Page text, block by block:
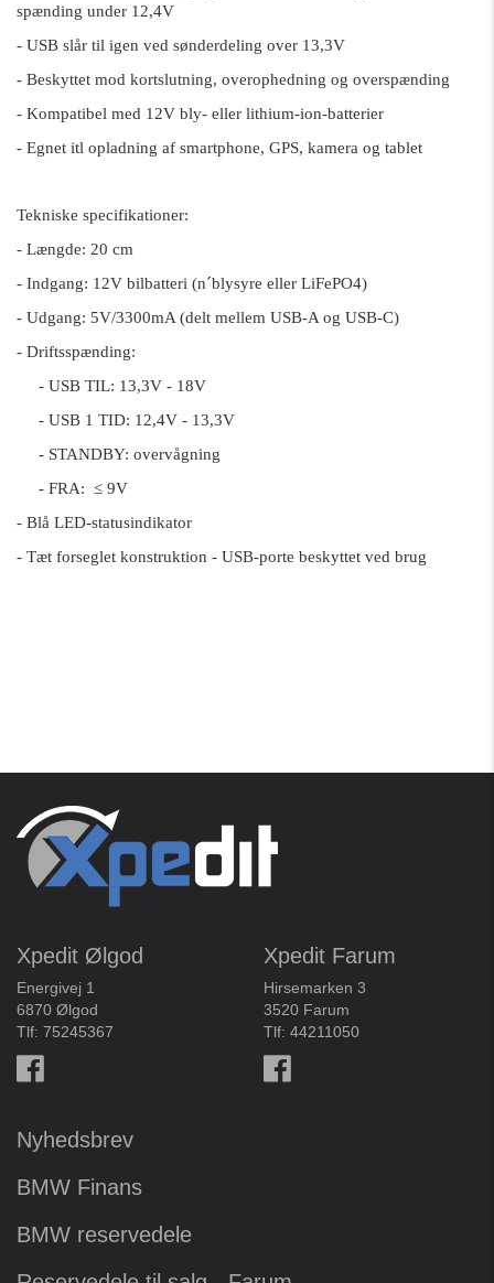
spænding under 12,4V
- USB slår til igen ved sønderdeling over 13,3V
- Beskyttet mod kortslutning, overophedning og overspænding
- Kompatibel med 12V bly- eller lithium-ion-batterier
- Egnet itl opladning af smartphone, GPS, kamera og tablet
Tekniske specifikationer:
- Længde: 20 cm
- Indgang: 12V bilbatteri (n´blysyre eller LiFePO4)
- Udgang: 5V/3300mA (delt mellem USB-A og USB-C)
- Driftsspænding:
- USB TIL: 13,3V - 18V
- USB 1 TID: 12,4V - 13,3V
- STANDBY: overvågning
- FRA: ≤ 9V
- Blå LED-statusindikator
- Tæt forseglet konstruktion - USB-porte beskyttet ved brug
Xpedit Ølgod
Energivej 1
6870 Ølgod
Tlf: 75245367
Xpedit Farum
Hirsemarken 3
3520 Farum
Tlf: 44211050
Nyhedsbrev
BMW Finans
BMW reservedele